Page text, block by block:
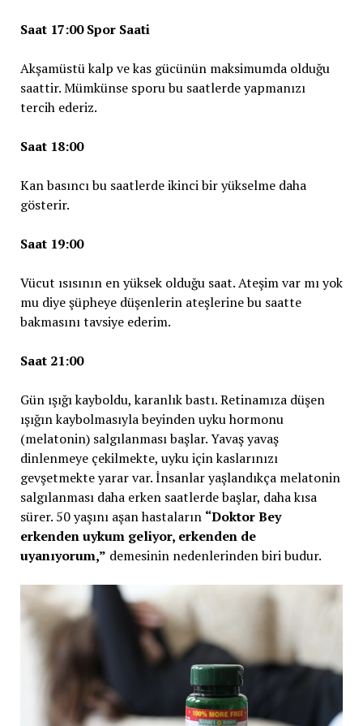
Saat 17:00 Spor Saati
Akşamüstü kalp ve kas gücünün maksimumda olduğu
saattir. Mümkünse sporu bu saatlerde yapmanızı
tercih ederiz.
Saat 18:00
Kan basıncı bu saatlerde ikinci bir yükselme daha
gösterir.
Saat 19:00
Vücut ısısının en yüksek olduğu saat. Ateşim var mı yok
mu diye şüpheye düşenlerin ateşlerine bu saatte
bakmasını tavsiye ederim.
Saat 21:00
Gün ışığı kayboldu, karanlık bastı. Retinamıza düşen
ışığın kaybolmasıyla beyinden uyku hormonu
(melatonin) salgılanması başlar. Yavaş yavaş
dinlenmeye çekilmekte, uyku için kaslarınızı
gevşetmekte yarar var. İnsanlar yaşlandıkça melatonin
salgılanması daha erken saatlerde başlar, daha kısa
sürer. 50 yaşını aşan hastaların “Doktor Bey
erkenden uykum geliyor, erkenden de
uyanıyorum,” demesinin nedenlerinden biri budur.